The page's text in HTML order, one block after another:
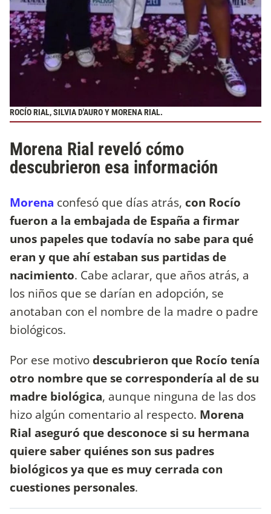
ROCÍO RIAL, SILVIA D'AURO Y MORENA RIAL.
Morena Rial reveló cómo
descubrieron esa información
Morena confesó que días atrás, con Rocío
fueron a la embajada de España a firmar
unos papeles que todavía no sabe para qué
eran y que ahí estaban sus partidas de
nacimiento. Cabe aclarar, que años atrás, a
los niños que se darían en adopción, se
anotaban con el nombre de la madre o padre
biológicos.
Por ese motivodescubrieron que Rocío tenía
otro nombre que se correspondería al de su
madre biológica, aunque ninguna de las dos
hizo algún comentario al respecto. Morena
Rial aseguró que desconoce si su hermana
quiere saber quiénes son sus padres
biológicos ya que es muy cerrada con
cuestiones personales.